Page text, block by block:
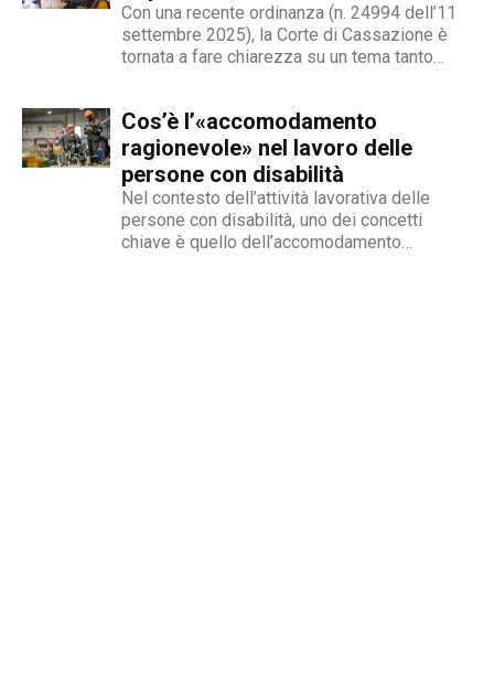
Con una recente ordinanza (n. 24994 dell’11
settembre 2025), la Corte di Cassazione è
tornata a fare chiarezza su un tema tanto
che, a causa di una sopraggiunta disabilità,
non è più...
Cos’è l’«accomodamento
ragionevole» nel lavoro delle
persone con disabilità
Nel contesto dell’attività lavorativa delle
persone con disabilità, uno dei concetti
chiave è quello dell’accomodamento